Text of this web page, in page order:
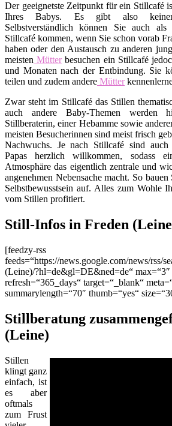
Der geeignetste Zeitpunkt für ein Stillcafé
Ihres Babys. Es gibt also
Selbstverständlich können Sie auch
Stillcafé kommen, wenn Sie schon vorab
haben oder den Austausch zu anderen
meisten Mütterbesuchen ein Stillcafé
und Monaten nach der Entbindung. Sie
teilen und zudem andere Mütter
Zwar steht im Stillcafé das Stillen
auch andere Baby-Themen werden
Stillberaterin, einer Hebamme sowie
meisten Besucherinnen sind meist frisch
Nachwuchs. Je nach Stillcafé sind auch
Papas herzlich willkommen, sodass
Atmosphäre das eigentlich zentrale und
angenehmen Nebensache macht. So
Selbstbewusstsein auf. Alles zum Wohle
vom Stillen profitiert.
Still-Infos in Freden
[feedzy-rss
feeds=“https://news.google.com/news/rss/
(Leine)/?hl=de&gl=DE&ned=de“ max=“3″
refresh=“365_days“ target=“_blank“
summarylength=“70″ thumb=“yes“
Stillberatung
(Leine)
Stillen
klingt ganz
einfach, ist
es aber
oftmals
zum Frust